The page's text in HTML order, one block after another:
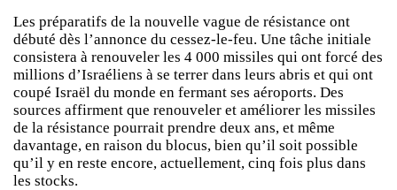
Les préparatifs de la nouvelle vague de résistance ont
débuté dès l’annonce du cessez-le-feu. Une tâche initiale
consistera à renouveler les 4 000 missiles qui ont forcé des
millions d’Israéliens à se terrer dans leurs abris et qui ont
coupé Israël du monde en fermant ses aéroports. Des
sources affirment que renouveler et améliorer les missiles
de la résistance pourrait prendre deux ans, et même
davantage, en raison du blocus, bien qu’il soit possible
qu’il y en reste encore, actuellement, cinq fois plus dans
les stocks.